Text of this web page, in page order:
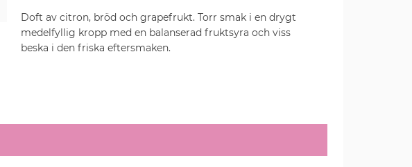
Doft av citron, bröd och grapefrukt. Torr smak i en drygt
medelfyllig kropp med en balanserad fruktsyra och viss
beska i den friska eftersmaken.